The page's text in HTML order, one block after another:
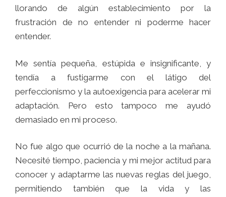
llorando de algún establecimiento por la
frustración de no entender ni poderme hacer
entender.
Me sentía pequeña, estúpida e insignificante, y
tendía a fustigarme con el látigo del
perfeccionismo y la autoexigencia para acelerar mi
adaptación. Pero esto tampoco me ayudó
demasiado en mi proceso.
No fue algo que ocurrió de la noche a la mañana.
Necesité tiempo, paciencia y mi mejor actitud para
conocer y adaptarme las nuevas reglas del juego,
permitiendo también que la vida y las